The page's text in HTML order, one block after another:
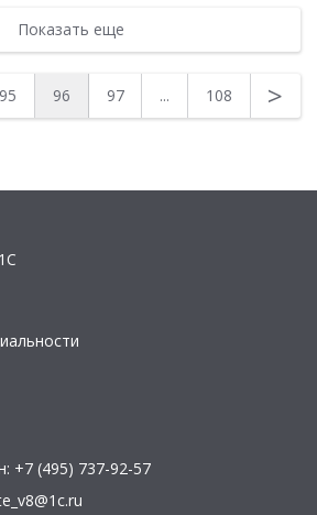
Показать еще
95 96 97 ... 108 >
+7 (495) 737-92-57